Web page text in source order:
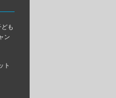
も
ン
ト